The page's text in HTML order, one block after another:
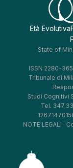
Età Evolutiva
State of
ISSN 2280-
Tribunale di
Studi Cognitivi
Tel.
NOTE LEGALI ·